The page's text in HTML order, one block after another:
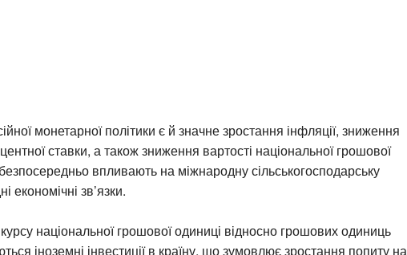
монетарної політики є й значне зростання інфляції, зниження
ставки, а також зниження вартості національної грошової
впливають на міжнародну сільськогосподарську
економічні зв’язки.
національної грошової одиниці відносно грошових одиниць
іноземні інвестиції в країну, що зумовлює зростання попиту на